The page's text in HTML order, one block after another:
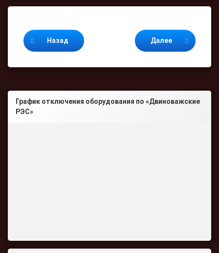
Назад Далее
График отключения оборудования по «Двиноважские
РЭС»